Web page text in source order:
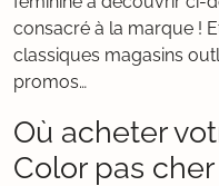
consacré à la marque !
classiques magasins
promos…
Où acheter
Color pas cher